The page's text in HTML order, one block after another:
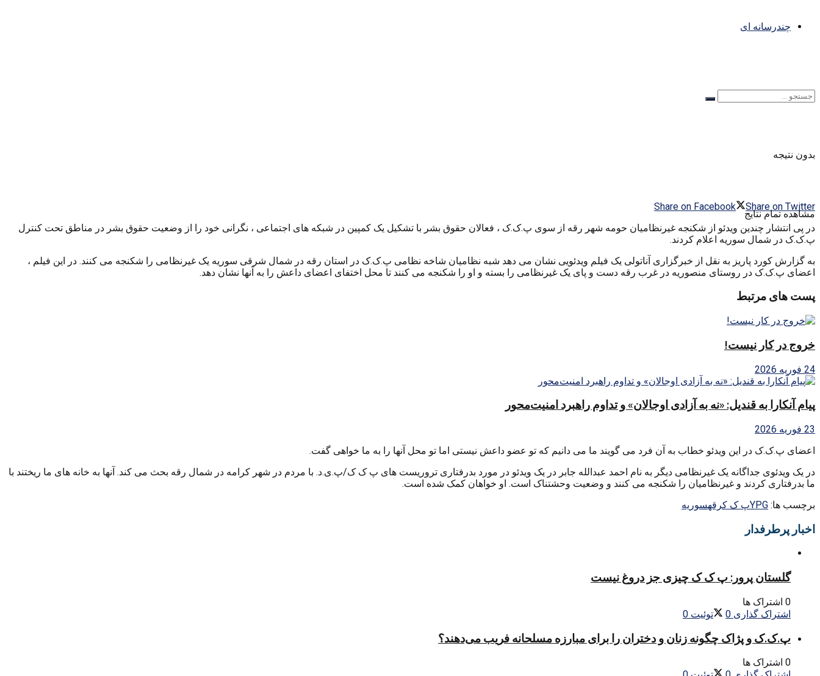
چندرسانه ای
بدون نتیجه
مشاهده تمام نتایج
Share on Facebook
Share on Twitter
در پی انتشار چندین ویدئو از شکنجه غیرنظامیان حومه شهر رقه از سوی پ.ک.ک ، فعالان حقوق بشر با تشکیل یک کمپین در شبکه های اجتماعی ، نگرانی خود را از وضعیت حقوق بشر در مناطق تحت کنترل
پ.ک.ک در شمال سوریه اعلام کردند.
به گزارش کورد پاریز به نقل از خبرگزاری آناتولی یک فیلم ویدئویی نشان می دهد شبه نظامیان شاخه نظامی پ.ک.ک در استان رقه در شمال شرقی سوریه یک غیرنظامی را شکنجه می کنند. در این فیلم ،
اعضای پ.ک.ک در روستای منصوریه در غرب رقه دست و پای یک غیرنظامی را بسته و او را شکنجه می کنند تا محل اختفای اعضای داعش را به آنها نشان دهد.
پست های مرتبط
خروج در کار نیست!
24 فوریه 2026
پیام آنکارا به قندیل: «نه به آزادی اوجالان» و تداوم راهبرد امنیت‌محور
23 فوریه 2026
اعضای پ.ک.ک در این ویدئو خطاب به آن فرد می گویند ما می دانیم که تو عضو داعش نیستی اما تو محل آنها را به ما خواهی گفت.
در یک ویدئوی جداگانه یک غیرنظامی دیگر به نام احمد عبدالله جابر در یک ویدئو در مورد بدرفتاری تروریست های پ ک ک/پ.ی.د. با مردم در شهر کرامه در شمال رقه بحث می کند. آنها به خانه های ما ریختند با
ما بدرفتاری کردند و غیرنظامیان را شکنجه می کنند و وضعیت وحشتناک است. او خواهان کمک شده است.
برچسب ها: YPGپ ک کرقهسوریه
اخبار پرطرفدار
گلستان پرور: پ ک ک چیزی جز دروغ نیست
0 اشتراک ها
اشتراک گذاری 0 توئیت 0
پ.ک.ک و پژاک چگونه زنان و دختران را برای مبارزه مسلحانه فریب می‌دهند؟
0 اشتراک ها